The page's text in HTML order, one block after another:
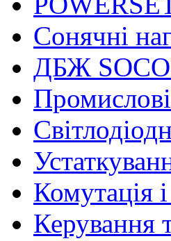
Сонячні
ДБЖ
Промислові
Комутація
Керування